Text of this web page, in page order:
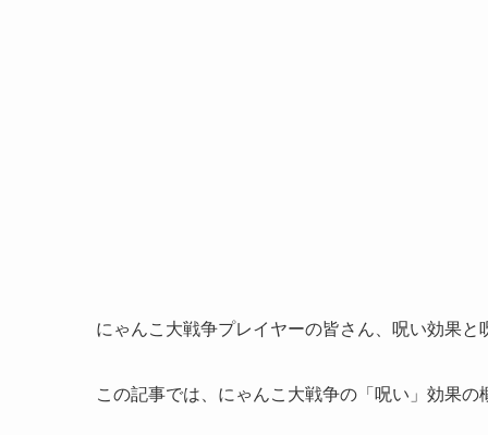
にゃんこ大戦争プレイヤーの皆さん、呪い効果
この記事では、にゃんこ大戦争の「呪い」効果